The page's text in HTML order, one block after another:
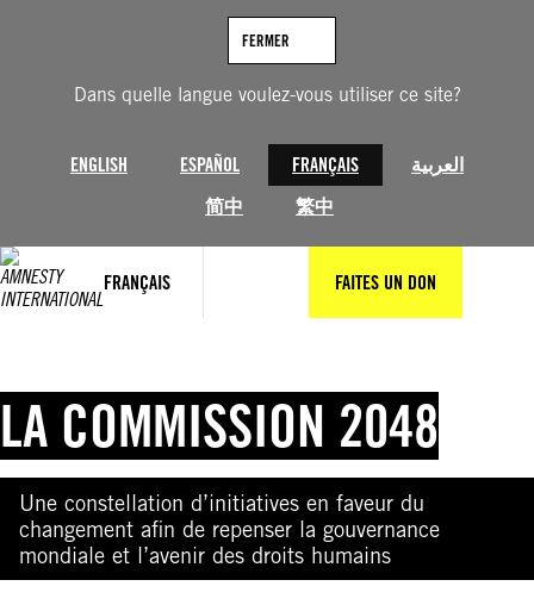
Dans quelle langue voulez-vous utiliser ce site?
ENGLISH ESPAÑOL FRANÇAIS
العربية
简中
繁中
FERMER
FRANÇAIS FAITES UN DON
LA COMMISSION 2048
Une constellation d’initiatives en faveur du
changement afin de repenser la gouvernance
mondiale et l’avenir des droits humains